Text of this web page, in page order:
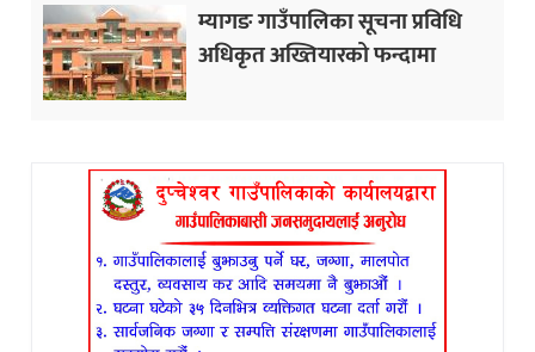
म्यागङ गाउँपालिका सूचना प्रविधि
अधिकृत अख्तियारको फन्दामा